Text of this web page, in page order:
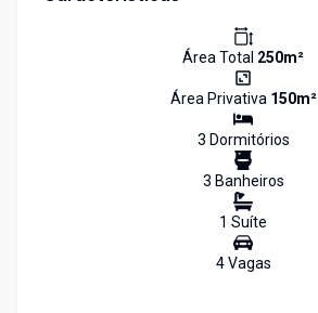
Área Total 250m²
Área Privativa 150m²
3 Dormitórios
3 Banheiros
1 Suíte
4Vagas